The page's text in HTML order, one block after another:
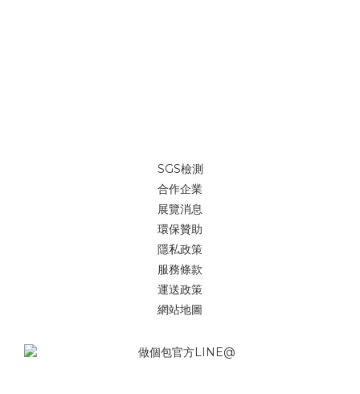
SGS檢測
合作企業
展覽消息
環保贊助
隱私政策
服務條款
運送政策
網站地圖